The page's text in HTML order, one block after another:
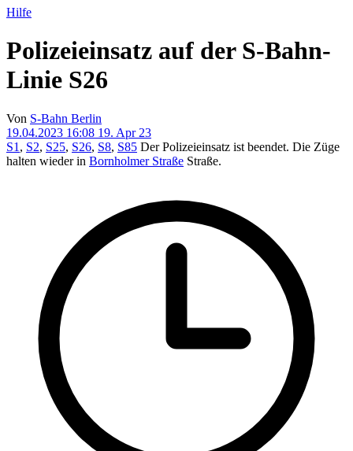
Hilfe
Polizeieinsatz auf der S-Bahn-
Linie S26
Von S-Bahn Berlin
19.04.2023 16:08 19. Apr 23
S1 , S2, S25, S26, S8, S85 Der Polizeieinsatz ist beendet. Die Züge
halten wieder in Bornholmer Straße Straße.